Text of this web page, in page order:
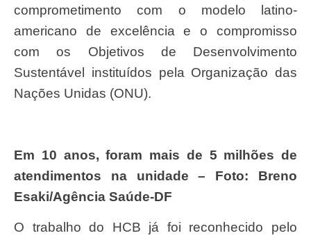
comprometimento com o modelo latino-
americano de excelência e o compromisso
com os Objetivos de Desenvolvimento
Sustentável instituídos pela Organização das
Nações Unidas (ONU).
Em 10 anos, foram mais de 5 milhões de
atendimentos na unidade – Foto: Breno
Esaki/Agência Saúde-DF
O trabalho do HCB já foi reconhecido pelo